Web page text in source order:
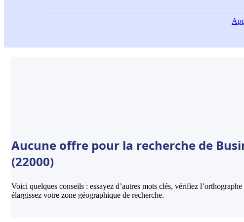
Aucune offre pour la recherche de
(22000)
Voici quelques conseils : essayez d’autres mots clés, vérifiez l’orthographe
élargissez votre zone géographique de recherche.